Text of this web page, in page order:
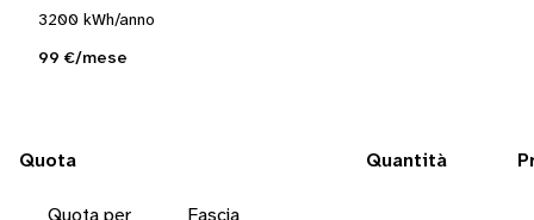
3200 kWh/anno
99 €/mese
Quota Quantità
Quota per
Fascia